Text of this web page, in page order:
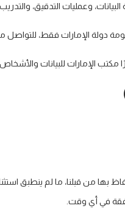
وعمليات التدقيق،
دولة الإمارات فقط، للتواصل
الإمارات للبيانات
بها من قبلنا، ما لم ينطبق
في أي وقت.